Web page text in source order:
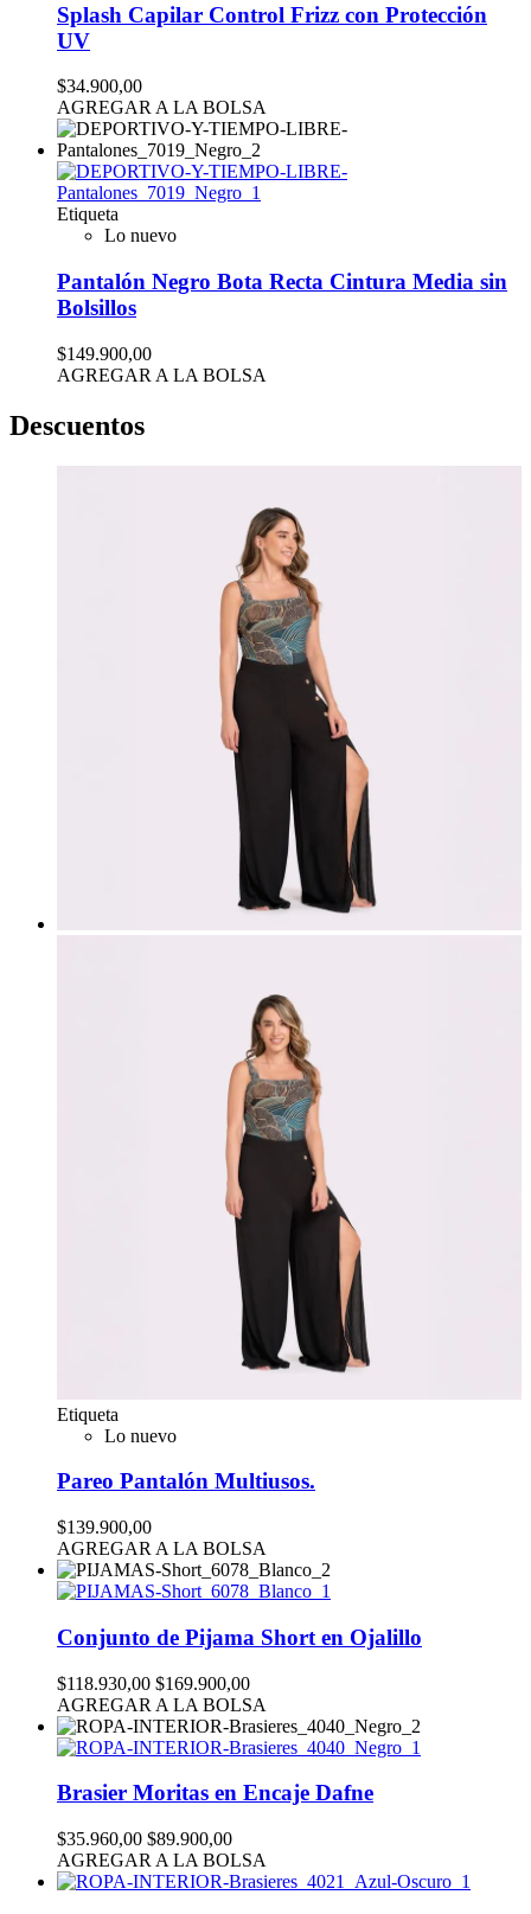
Splash Capilar Control Frizz con Protección
UV
$34.900,00
AGREGAR A LA BOLSA
Etiqueta
Lo nuevo
Pantalón Negro Bota Recta Cintura Media sin
Bolsillos
$149.900,00
AGREGAR A LA BOLSA
Descuentos
Etiqueta
Lo nuevo
Pareo Pantalón Multiusos.
$139.900,00
AGREGAR A LA BOLSA
Conjunto de Pijama Short en Ojalillo
$118.930,00 $169.900,00
AGREGAR A LA BOLSA
Brasier Moritas en Encaje Dafne
$35.960,00 $89.900,00
AGREGAR A LA BOLSA